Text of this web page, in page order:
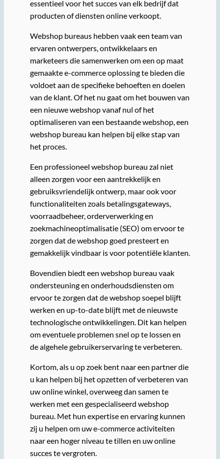
essentieel voor het succes van elk bedrijf dat
producten of diensten online verkoopt.
Webshop bureaus hebben vaak een team van
ervaren ontwerpers, ontwikkelaars en
marketeers die samenwerken om een op maat
gemaakte e-commerce oplossing te bieden die
voldoet aan de specifieke behoeften en doelen
van de klant. Of het nu gaat om het bouwen van
een nieuwe webshop vanaf nul of het
optimaliseren van een bestaande webshop, een
webshop bureau kan helpen bij elke stap van
het proces.
Een professioneel webshop bureau zal niet
alleen zorgen voor een aantrekkelijk en
gebruiksvriendelijk ontwerp, maar ook voor
functionaliteiten zoals betalingsgateways,
voorraadbeheer, orderverwerking en
zoekmachineoptimalisatie (SEO) om ervoor te
zorgen dat de webshop goed presteert en
gemakkelijk vindbaar is voor potentiële klanten.
Bovendien biedt een webshop bureau vaak
ondersteuning en onderhoudsdiensten om
ervoor te zorgen dat de webshop soepel blijft
werken en up-to-date blijft met de nieuwste
technologische ontwikkelingen. Dit kan helpen
om eventuele problemen snel op te lossen en
de algehele gebruikerservaring te verbeteren.
Kortom, als u op zoek bent naar een partner die
u kan helpen bij het opzetten of verbeteren van
uw online winkel, overweeg dan samen te
werken met een gespecialiseerd webshop
bureau. Met hun expertise en ervaring kunnen
zij u helpen om uw e-commerce activiteiten
naar een hoger niveau te tillen en uw online
succes te vergroten.